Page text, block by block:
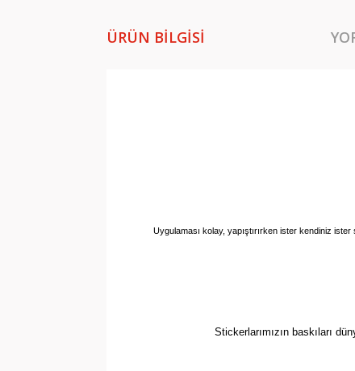
ÜRÜN BILGISI
Uygulaması kolay, yapıştırırken ister kendiniz
Stickerlarımızın baskıları